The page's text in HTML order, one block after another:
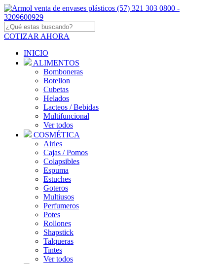
COTIZAR AHORA
INICIO
ALIMENTOS
Bomboneras
Botellon
Cubetas
Helados
Lacteos / Bebidas
Multifuncional
Ver todos
COSMÉTICA
Airles
Cajas / Pomos
Colapsibles
Espuma
Estuches
Goteros
Multiusos
Perfumeros
Potes
Rollones
Shapstick
Talqueras
Tintes
Ver todos